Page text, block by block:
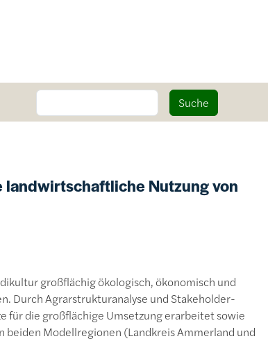
Suche Suche
Nutzung von
großflächig ökologisch, ökonomisch und
Durch Agrarstrukturanalyse und Stakeholder-
für die großflächige Umsetzung erarbeitet sowie
Modellregionen (Landkreis Ammerland und